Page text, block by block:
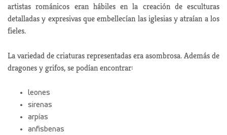
artistas románicos eran hábiles en la creación de esculturas
detalladas y expresivas que embellecían las iglesias y atraían a los
fieles.
La variedad de criaturas representadas era asombrosa. Además de
dragones y grifos, se podían encontrar:
leones
sirenas
arpías
anfisbenas